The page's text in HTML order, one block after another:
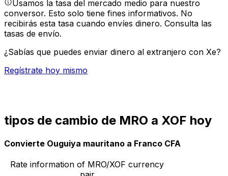
Usamos la tasa del mercado medio para nuestro
conversor. Esto solo tiene fines informativos. No
recibirás esta tasa cuando envíes dinero. Consulta las
tasas de envío.
¿Sabías que puedes enviar dinero al extranjero con Xe?
Regístrate hoy mismo
tipos de cambio de MRO a XOF hoy
Convierte Ouguiya mauritano a Franco CFA
Rate information of MRO/XOF currency